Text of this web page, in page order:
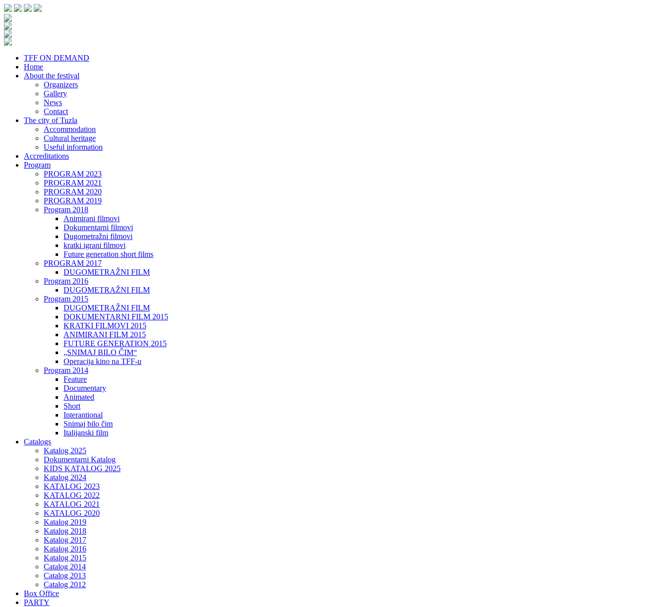
TFF ON DEMAND
Home
About the festival
Organizers
Gallery
News
Contact
The city of Tuzla
Accommodation
Cultural heritage
Useful information
Accreditations
Program
PROGRAM 2023
PROGRAM 2021
PROGRAM 2020
PROGRAM 2019
Program 2018
Animirani filmovi
Dokumentarni filmovi
Dugometražni filmovi
kratki igrani filmovi
Future generation short films
PROGRAM 2017
DUGOMETRAŽNI FILM
Program 2016
DUGOMETRAŽNI FILM
Program 2015
DUGOMETRAŽNI FILM
DOKUMENTARNI FILM 2015
KRATKI FILMOVI 2015
ANIMIRANI FILM 2015
FUTURE GENERATION 2015
„SNIMAJ BILO ČIM“
Operacija kino na TFF-u
Program 2014
Feature
Documentary
Animated
Short
Interantional
Snimaj bilo čim
Italijanski film
Catalogs
Katalog 2025
Dokumentarni Katalog
KIDS KATALOG 2025
Katalog 2024
KATALOG 2023
KATALOG 2022
KATALOG 2021
KATALOG 2020
Katalog 2019
Katalog 2018
Katalog 2017
Katalog 2016
Katalog 2015
Catalog 2014
Catalog 2013
Catalog 2012
Box Office
PARTY